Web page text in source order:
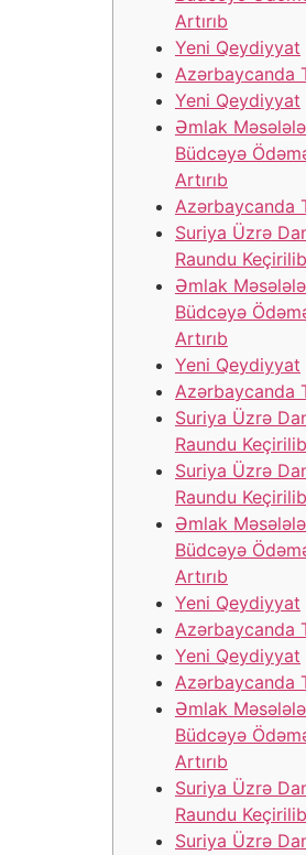
Artırıb
Yeni Qeydiyyat
Azərbaycanda
Yeni Qeydiyyat
Əmlak
Büdcəyə
Artırıb
Azərbaycanda
Suriya Üzrə
Raundu Keçirilib
Əmlak
Büdcəyə
Artırıb
Yeni Qeydiyyat
Azərbaycanda
Suriya Üzrə
Raundu Keçirilib
Suriya Üzrə
Raundu Keçirilib
Əmlak
Büdcəyə
Artırıb
Yeni Qeydiyyat
Azərbaycanda
Yeni Qeydiyyat
Azərbaycanda
Əmlak
Büdcəyə
Artırıb
Suriya Üzrə
Raundu Keçirilib
Suriya Üzrə